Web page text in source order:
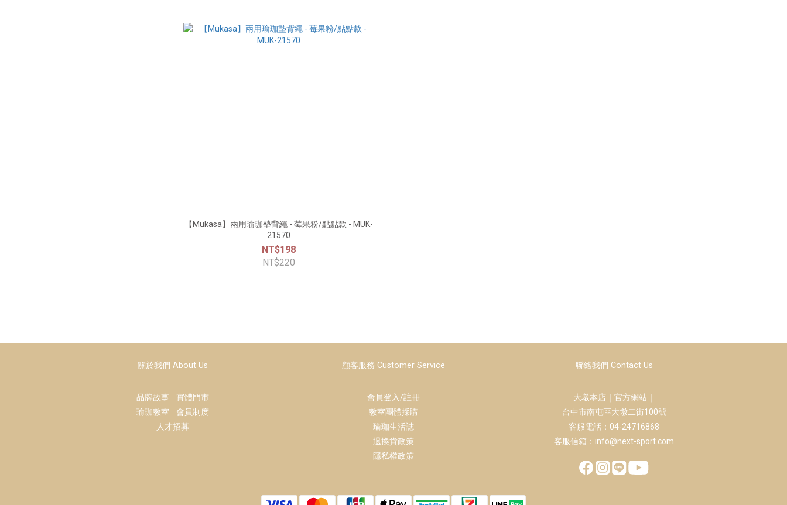
【Mukasa】兩用瑜珈墊背繩 - 莓果粉/點點款 - MUK-
21570
NT$198
NT$220
關於我們 About Us
品牌故事實體門市
瑜珈教室會員制度
人才招募
顧客服務 Customer Service
會員登入/註冊
教室團體採購
瑜珈生活誌
退換貨政策
隱私權政策
聯絡我們 Contact Us
大墩本店｜官方網站｜
台中市南屯區大墩二街100號
客服電話：04-24716868
客服信箱：info@next-sport.com